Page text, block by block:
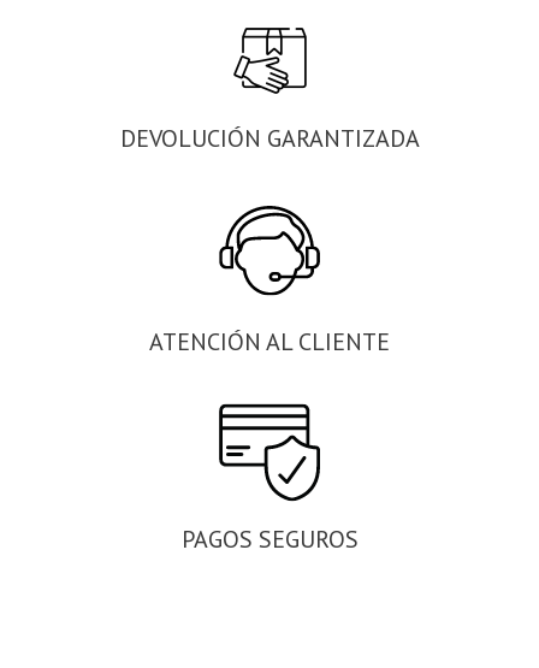
DEVOLUCIÓN GARANTIZADA
ATENCIÓN AL CLIENTE
PAGOS SEGUROS